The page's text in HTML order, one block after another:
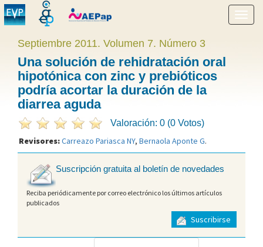
menú
Septiembre 2011. Volumen 7. Número 3
Una solución de rehidratación oral
hipotónica con zinc y prebióticos
podría acortar la duración de la
diarrea aguda
Valoración: 0 (0 Votos)
Revisores:Carreazo Pariasca NY, Bernaola Aponte G.
Suscripción gratuita al boletín de novedades
Reciba periódicamente por correo electrónico los últimos artículos
publicados
Suscribirse